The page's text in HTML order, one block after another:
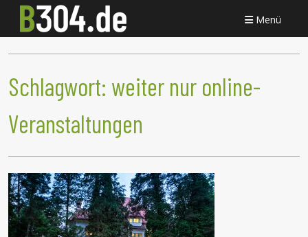
Menü
Schlagwort: weiter nur online-
Veranstaltungen